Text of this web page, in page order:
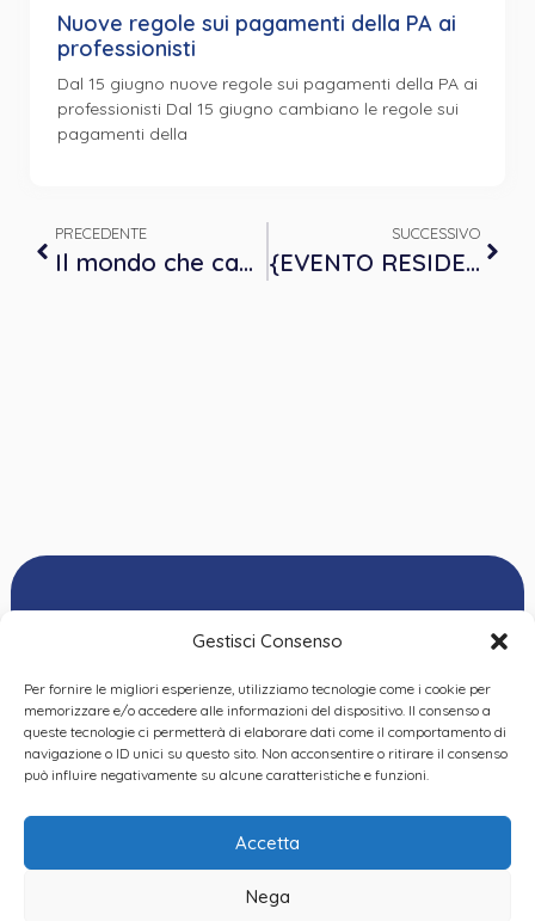
Gestisci Consenso
Per fornire le migliori esperienze, utilizziamo tecnologie come i cookie per
memorizzare e/o accedere alle informazioni del dispositivo. Il consenso a
queste tecnologie ci permetterà di elaborare dati come il comportamento di
navigazione o ID unici su questo sito. Non acconsentire o ritirare il consenso
può influire negativamente su alcune caratteristiche e funzioni.
Accetta
Nega
Nuove regole sui pagamenti della PA ai
professionisti
Dal 15 giugno nuove regole sui pagamenti della PA ai
professionisti Dal 15 giugno cambiano le regole sui
pagamenti della
PRECEDENTE
Il mondo che cambia (e cambiamo anche noi). Laboratorio di esplorazione di scenari futuri – Venerdì 18 ottobre, ore 11
SUCCESSIVO
{EVENTO RESIDENZIALE} – “Nei dintorni della paternità” – 4 CREDITI ECM
Privacy Policy|Cookie
Policy|Dichiarazione
Ordine delle
Psicologhe e degli
Psicologi del Piemonte
VIA GIANNONE 8A – 10121
TEL: